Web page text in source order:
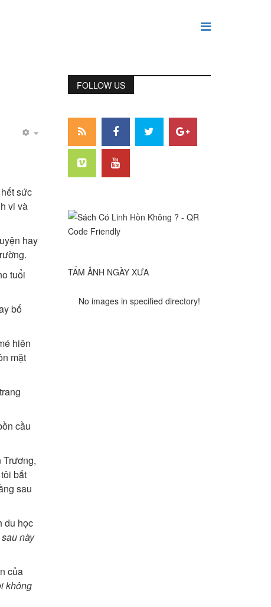
sức
vi và
hay
tuổi
bố
hiên
mặt
cầu
Trương,
bắt
sau
du học
sau này
của
không
FOLLOW US
TẤM ẢNH NGÀY XƯA
No images in specified directory!